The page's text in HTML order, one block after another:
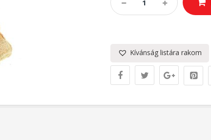
Fa
Tölgy
Kívánság listára rakom